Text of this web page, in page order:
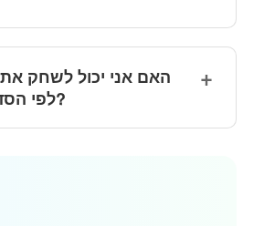
האם אני יכול לשחק
לפי הסדר הלא נכון?